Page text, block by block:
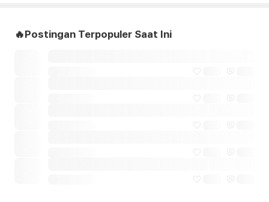
🔥Postingan Terpopuler Saat Ini